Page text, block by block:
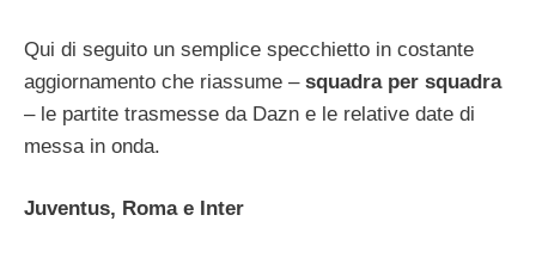
Qui di seguito un semplice specchietto in costante
aggiornamento che riassume – squadra per squadra
– le partite trasmesse da Dazn e le relative date di
messa in onda.
Juventus, Roma e Inter